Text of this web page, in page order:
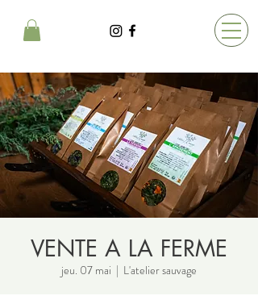
VENTE A LA FERME
jeu. 07 mai
  |
L'atelier sauvage